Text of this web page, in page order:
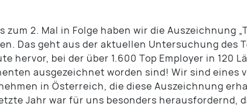
zum 2. Mal in Folge haben wir die Auszeichnung
Das geht aus der aktuellen Untersuchung des
hervor, bei der über 1.600 Top Employer in 120
ausgezeichnet worden sind! Wir sind eines
in Österreich, die diese Auszeichnung
Jahr war für uns besonders herausfordernd,